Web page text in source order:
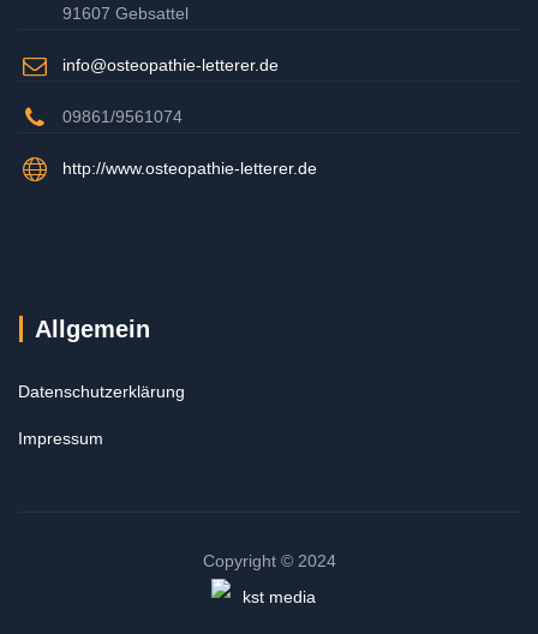
91607 Gebsattel
info@osteopathie-letterer.de
09861/9561074
http://www.osteopathie-letterer.de
Allgemein
Datenschutzerklärung
Impressum
Copyright © 2024